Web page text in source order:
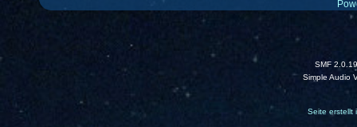
SMF 2.0.19
Simple Audio
Seite erstellt